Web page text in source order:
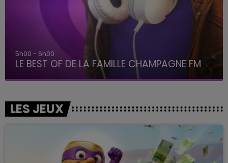
5h00 - 6h00
LE BEST OF DE LA FAMILLE CHAMPAGNE FM
LES JEUX